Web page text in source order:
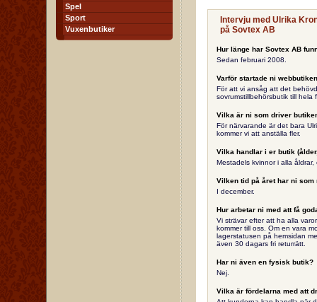
Spel
Sport
Vuxenbutiker
Intervju med Ulrika
på Sovtex AB
Hur länge har Sovtex AB
Sedan februari 2008.
Varför startade ni
För att vi ansåg att det
sovrumstillbehörsbutik till hela
Vilka är ni som driver
För närvarande är det bara
kommer vi att anställa fler.
Vilka handlar i er butik
Mestadels kvinnor i alla
Vilken tid på året har ni som
I december.
Hur arbetar ni med att få
Vi strävar efter att ha alla
kommer till oss. Om en vara
lagerstatusen på hemsidan
även 30 dagars fri returrätt.
Har ni även en fysisk butik?
Nej.
Vilka är fördelarna med att